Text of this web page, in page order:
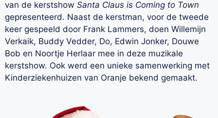
van de kerstshow Santa Claus is Coming to Town
gepresenteerd. Naast de kerstman, voor de tweede
keer gespeeld door Frank Lammers, doen Willemijn
Verkaik, Buddy Vedder, Do, Edwin Jonker, Douwe
Bob en Noortje Herlaar mee in deze muzikale
kerstshow. Ook werd een unieke samenwerking met
Kinderziekenhuizen van Oranje bekend gemaakt.